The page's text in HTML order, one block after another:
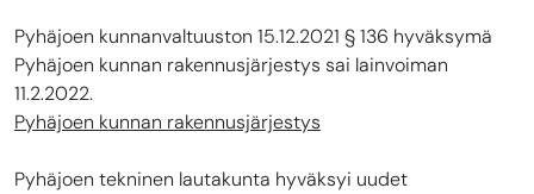
Pyhäjoen kunnanvaltuuston 15.12.2021 § 136 hyväksymä
Pyhäjoen kunnan rakennusjärjestys sai lainvoiman
11.2.2022.
Pyhäjoen kunnan rakennusjärjestys
Pyhäjoen tekninen lautakunta hyväksyi uudet